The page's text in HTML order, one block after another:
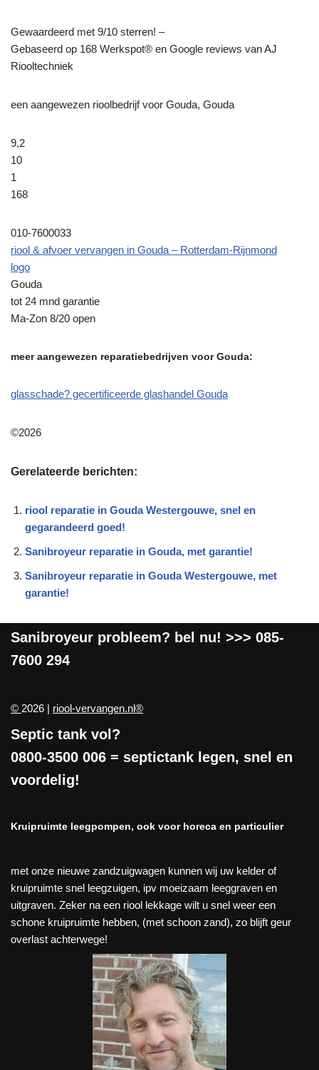
Gewaardeerd met 9/10 sterren! –
Gebaseerd op 168 Werkspot® en Google reviews van AJ
Riooltechniek
een aangewezen rioolbedrijf voor Gouda, Gouda
9,2
10
1
168
010-7600033
riool & afvoer vervangen in Gouda – Rotterdam-Rijnmond
logo
Gouda
tot 24 mnd garantie
Ma-Zon 8/20 open
meer aangewezen reparatiebedrijven voor Gouda:
glasschade? gecertificeerde glashandel Gouda
©2026
Gerelateerde berichten:
riool reparatie in Gouda Westergouwe, snel en
gegarandeerd goed!
Sanibroyeur reparatie in Gouda, met garantie!
Sanibroyeur reparatie in Gouda Westergouwe, met
garantie!
Sanibroyeur probleem? bel nu! >>> 085-
7600 294
© 2026 | riool-vervangen.nl®
Septic tank vol?
0800-3500 006 = septictank legen, snel en
voordelig!
Kruipruimte leegpompen, ook voor horeca en particulier
met onze nieuwe zandzuigwagen kunnen wij uw kelder of
kruipruimte snel leegzuigen, ipv moeizaam leeggraven en
uitgraven. Zeker na een riool lekkage wilt u snel weer een
schone kruipruimte hebben, (met schoon zand), zo blijft geur
overlast achterwege!